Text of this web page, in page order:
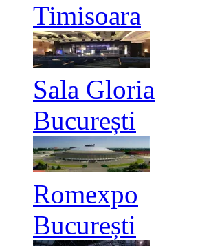
Timisoara
Sala Gloria
București
Romexpo
București